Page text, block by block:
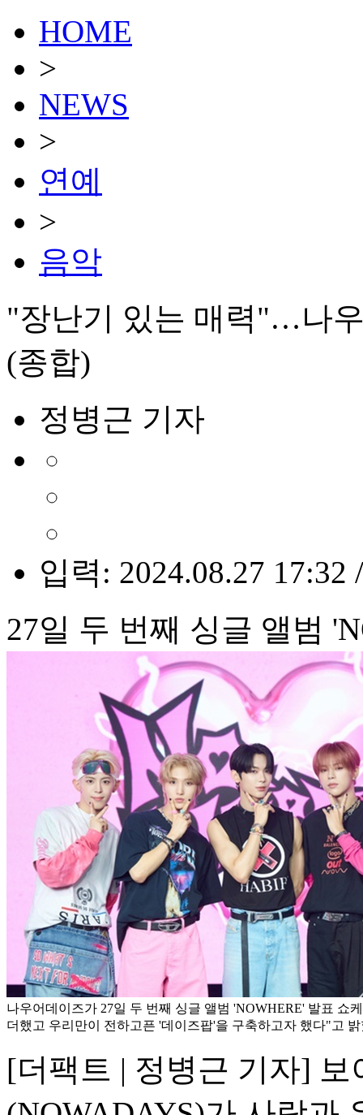
HOME
>
NEWS
>
연예
>
음악
"장난기 있는 매력"…나
(종합)
정병근 기자
입력: 2024.08.27 17:32
27일 두 번째 싱글 앨범
나우어데이즈가 27일 두 번째 싱글 앨범 'NOWHERE' 발표 쇼
더했고 우리만이 전하고픈 '데이즈팝'을 구축하고자 했다"고
[더팩트 | 정병근 기자]